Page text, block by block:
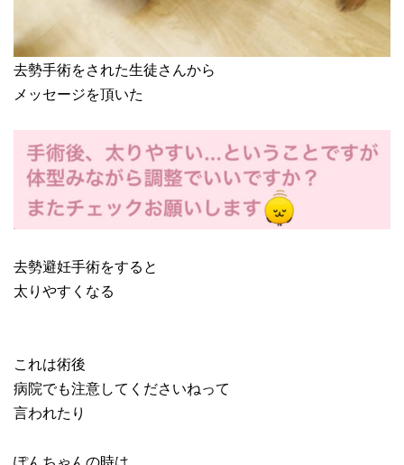
去勢手術をされた生徒さんから
メッセージを頂いた
去勢避妊手術をすると
太りやすくなる
これは術後
病院でも注意してくださいねって
言われたり